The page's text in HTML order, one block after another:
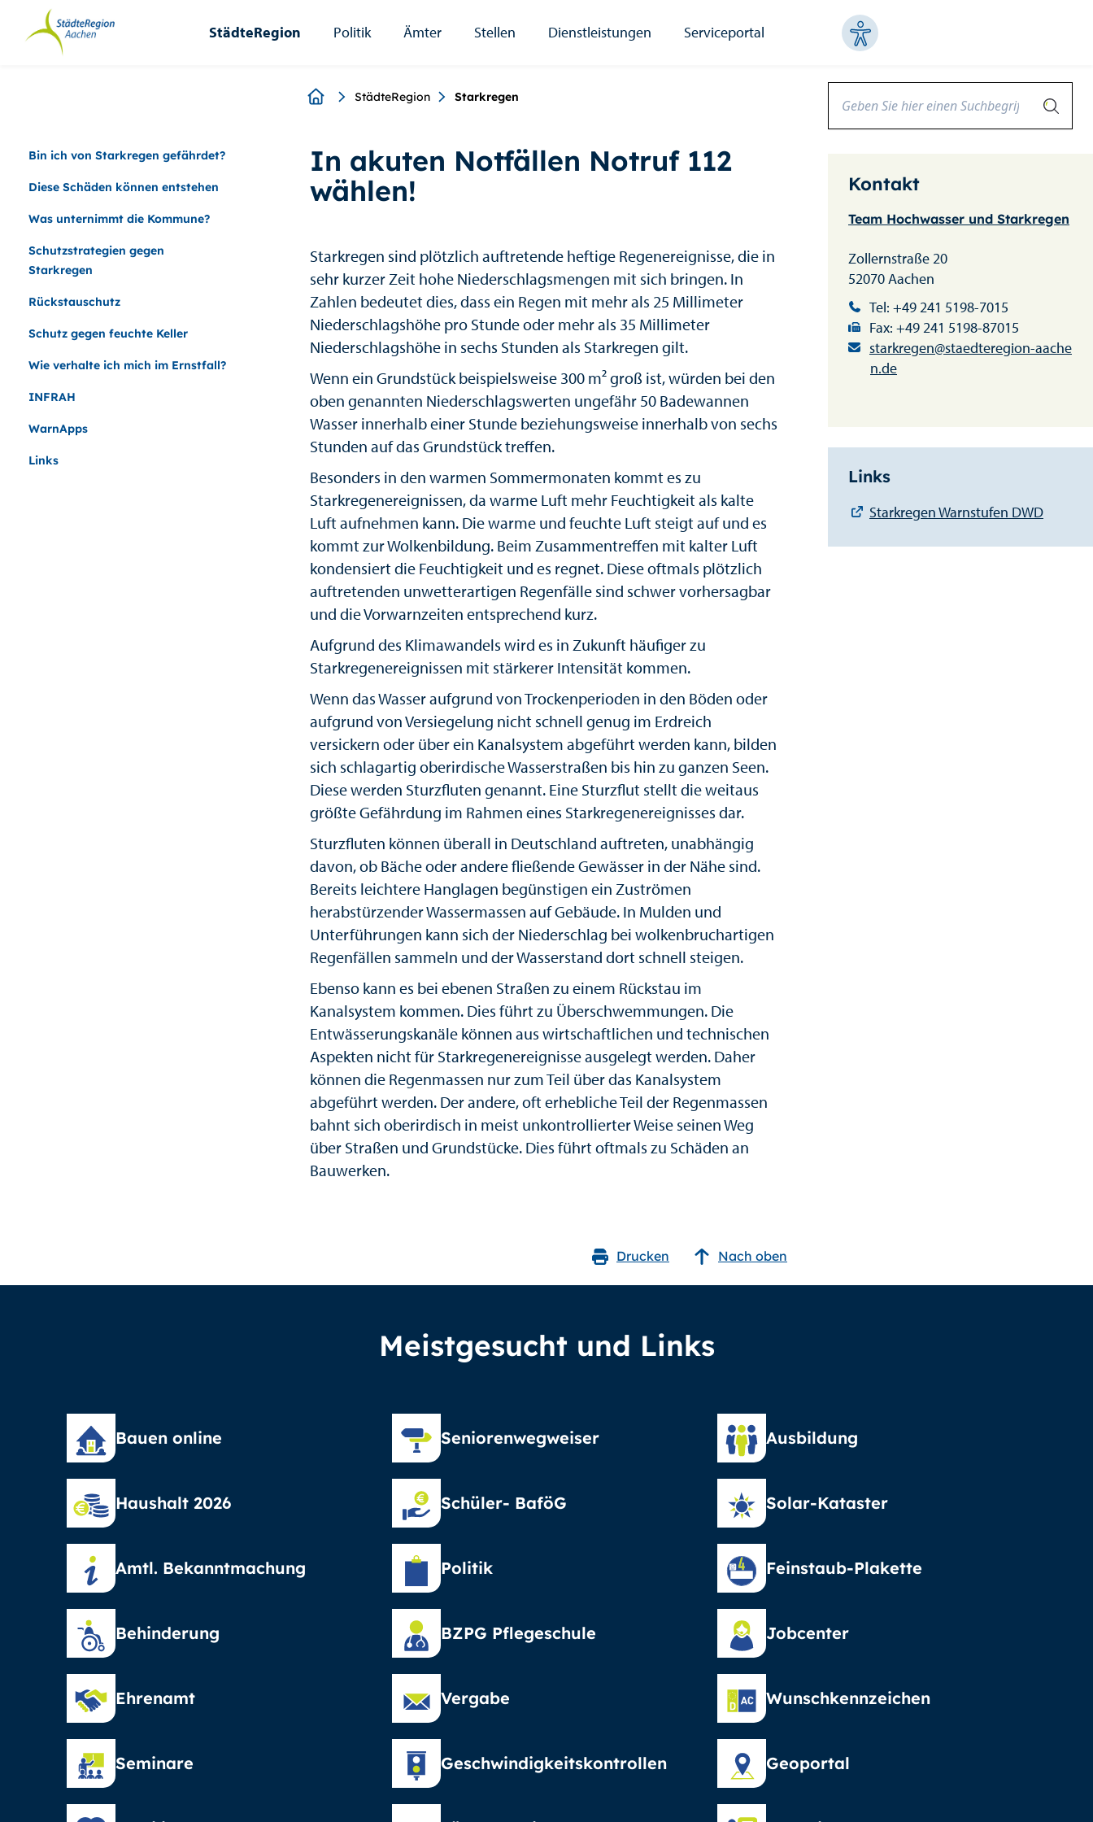
Seiteninhalt.
Hauptnavigation.
StädteRegion
StädteRegion Politik Ämter Stellen Dienstleistungen Serviceportal
BreadcrumbStädteRegion Starkregen
Bin ich von Starkregen gefährdet?
Diese Schäden können entstehen
Was unternimmt die Kommune?
Schutzstrategien gegen
Starkregen
Rückstauschutz
Schutz gegen feuchte Keller
Wie verhalte ich mich im Ernstfall?
INFRAH
WarnApps
Links
In akuten Notfällen Notruf 112
wählen!
Starkregen sind plötzlich auftretende heftige Regenereignisse, die in
sehr kurzer Zeit hohe Niederschlagsmengen mit sich bringen. In
Zahlen bedeutet dies, dass ein Regen mit mehr als 25 Millimeter
Niederschlagshöhe pro Stunde oder mehr als 35 Millimeter
Niederschlagshöhe in sechs Stunden als Starkregen gilt.
Wenn ein Grundstück beispielsweise 300 m² groß ist, würden bei den
oben genannten Niederschlagswerten ungefähr 50 Badewannen
Wasser innerhalb einer Stunde beziehungsweise innerhalb von sechs
Stunden auf das Grundstück treffen.
Besonders in den warmen Sommermonaten kommt es zu
Starkregenereignissen, da warme Luft mehr Feuchtigkeit als kalte
Luft aufnehmen kann. Die warme und feuchte Luft steigt auf und es
kommt zur Wolkenbildung. Beim Zusammentreffen mit kalter Luft
kondensiert die Feuchtigkeit und es regnet. Diese oftmals plötzlich
auftretenden unwetterartigen Regenfälle sind schwer vorhersagbar
und die Vorwarnzeiten entsprechend kurz.
Aufgrund des Klimawandels wird es in Zukunft häufiger zu
Starkregenereignissen mit stärkerer Intensität kommen.
Wenn das Wasser aufgrund von Trockenperioden in den Böden oder
aufgrund von Versiegelung nicht schnell genug im Erdreich
versickern oder über ein Kanalsystem abgeführt werden kann, bilden
sich schlagartig oberirdische Wasserstraßen bis hin zu ganzen Seen.
Diese werden Sturzfluten genannt. Eine Sturzflut stellt die weitaus
größte Gefährdung im Rahmen eines Starkregenereignisses dar.
Sturzfluten können überall in Deutschland auftreten, unabhängig
davon, ob Bäche oder andere fließende Gewässer in der Nähe sind.
Bereits leichtere Hanglagen begünstigen ein Zuströmen
herabstürzender Wassermassen auf Gebäude. In Mulden und
Unterführungen kann sich der Niederschlag bei wolkenbruchartigen
Regenfällen sammeln und der Wasserstand dort schnell steigen.
Ebenso kann es bei ebenen Straßen zu einem Rückstau im
Kanalsystem kommen. Dies führt zu Überschwemmungen. Die
Entwässerungskanäle können aus wirtschaftlichen und technischen
Aspekten nicht für Starkregenereignisse ausgelegt werden. Daher
können die Regenmassen nur zum Teil über das Kanalsystem
abgeführt werden. Der andere, oft erhebliche Teil der Regenmassen
bahnt sich oberirdisch in meist unkontrollierter Weise seinen Weg
über Straßen und Grundstücke. Dies führt oftmals zu Schäden an
Bauwerken.
Nach oben
Drucken
Kontakt
Team Hochwasser und Starkregen
Zollernstraße 20
52070 Aachen
Tel: +49 241 5198-7015
Fax: +49 241 5198-87015
starkregen@staedteregion-aache
n.de
Links
Starkregen Warnstufen DWD
Meistgesucht und Links
Bauen online Seniorenwegweiser Ausbildung
Haushalt 2026 Schüler- BaföG Solar-Kataster
Amtl. Bekanntmachung Politik Feinstaub-Plakette
Behinderung BZPG Pflegeschule Jobcenter
Ehrenamt Vergabe Wunschkennzeichen
Seminare Geschwindigkeitskontrollen Geoportal